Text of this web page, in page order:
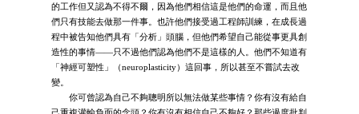
的工作但又認為不得不爾，因為他們相信這是他們的命運，而且他
們只有技能去做那一件事。也許他們接受過工程師訓練，在成長過
程中被告知他們具有「分析」頭腦，但他們希望自己能從事更具創
造性的事情——只不過他們認為他們不是這樣的人。他們不知道有
「神經可塑性」（neuroplasticity）這回事，所以甚至不嘗試去改
變。
你可曾認為自己不夠聰明所以無法做某些事情？你有沒有給自